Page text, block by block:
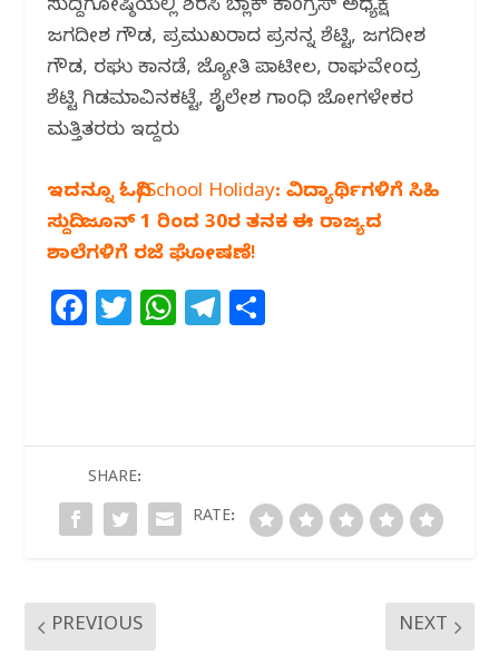
ಸುದ್ದಿಗೋಷ್ಠಿಯಲ್ಲಿ ಶಿರಸಿ ಬ್ಲಾಕ್‌ ಕಾಂಗ್ರೆಸ್‌ ಅಧ್ಯಕ್ಷ
ಜಗದೀಶ ಗೌಡ, ಪ್ರಮುಖರಾದ ಪ್ರಸನ್ನ ಶೆಟ್ಟಿ, ಜಗದೀಶ
ಗೌಡ, ರಘು ಕಾನಡೆ, ಜ್ಯೋತಿ ಪಾಟೀಲ, ರಾಘವೇಂದ್ರ
ಶೆಟ್ಟಿ ಗಿಡಮಾವಿನಕಟ್ಟೆ, ಶೈಲೇಶ ಗಾಂಧಿ ಜೋಗಳೇಕರ
ಮತ್ತಿತರರು ಇದ್ದರು
ಇದನ್ನೂ ಓದಿ/School Holiday: ವಿದ್ಯಾರ್ಥಿಗಳಿಗೆ ಸಿಹಿ
ಸುದ್ದಿ: ಜೂನ್ 1 ರಿಂದ 30ರ ತನಕ ಈ ರಾಜ್ಯದ
ಶಾಲೆಗಳಿಗೆ ರಜೆ ಘೋಷಣೆ!
F
b
o
T
r
W
A
p
T
ra
SHARE:
RATE:
PREVIOUS NEXT